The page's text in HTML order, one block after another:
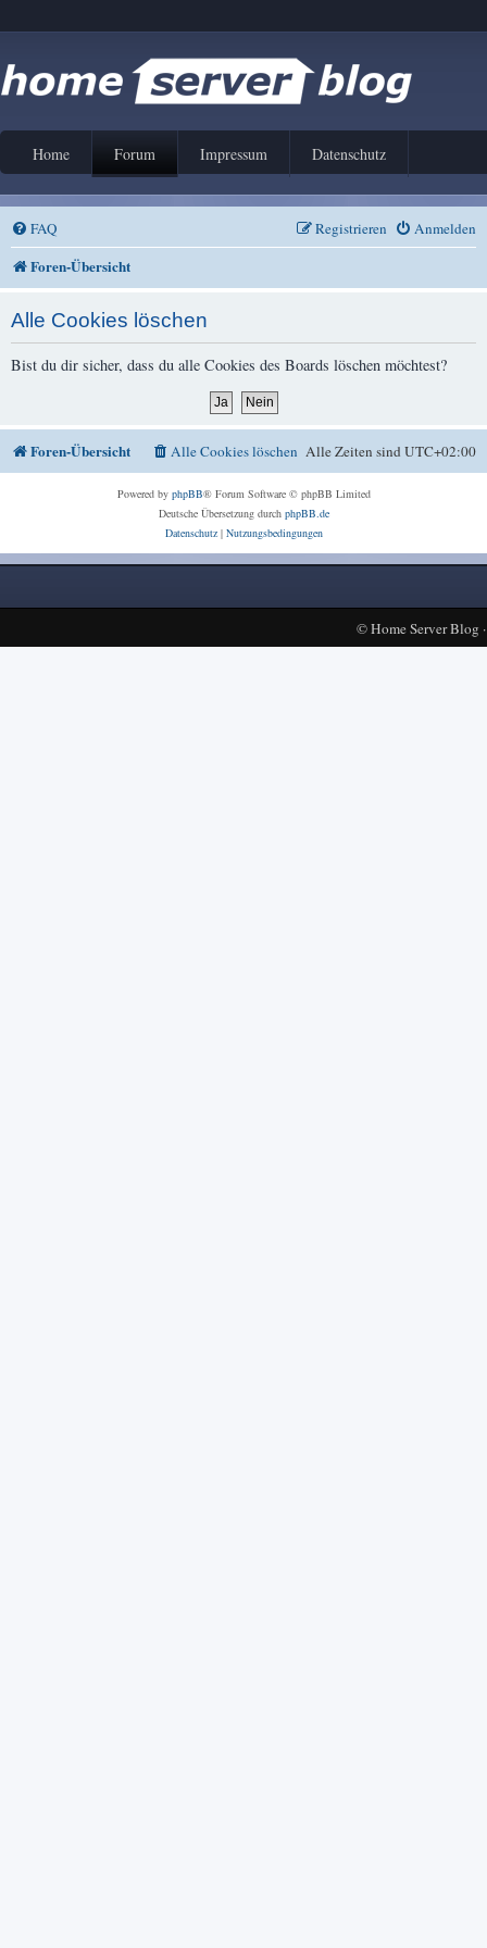
Home Forum Impressum Datenschutz
FAQ Anmelden
Registrieren
Foren-Übersicht
Alle Cookies löschen
Bist du dir sicher, dass du alle Cookies des Boards löschen möchtest?
Foren-Übersicht Alle Zeiten sindUTC+02:00
Alle Cookies löschen
Powered by phpBB® Forum Software © phpBB Limited
Deutsche Übersetzung durch phpBB.de
Datenschutz| Nutzungsbedingungen
©Home Server Blog